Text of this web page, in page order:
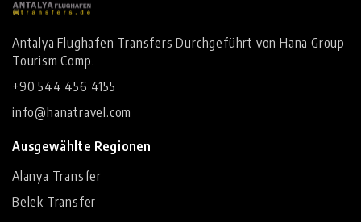
Antalya Flughafen Transfers Durchgeführt von Hana Group
Tourism Comp.
+90 544 456 4155
info@hanatravel.com
Ausgewählte Regionen
Alanya Transfer
Belek Transfer